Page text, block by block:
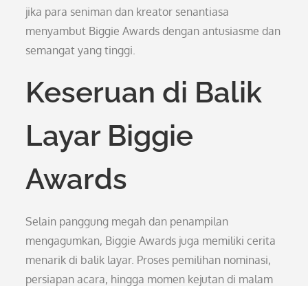
jika para seniman dan kreator senantiasa
menyambut Biggie Awards dengan antusiasme dan
semangat yang tinggi.
Keseruan di Balik
Layar Biggie
Awards
Selain panggung megah dan penampilan
mengagumkan, Biggie Awards juga memiliki cerita
menarik di balik layar. Proses pemilihan nominasi,
persiapan acara, hingga momen kejutan di malam